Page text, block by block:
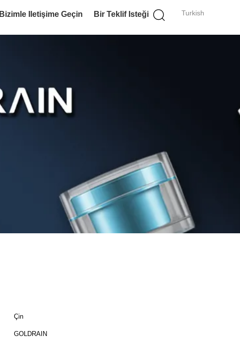
Turkish
Bizimle Iletişime Geçin Bir Teklif Isteği
Çin
GOLDRAIN